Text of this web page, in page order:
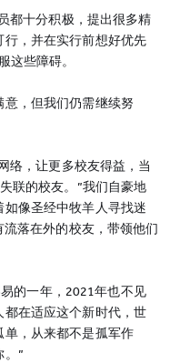
都十分积极，提出很多精
，并在实行前想好优先
这些障碍。
，但我们仍需继续努
络，让更多校友得益，当
联的校友。”我们自豪地
像圣经中牧羊人寻找迷
落在外的校友，带领他们
的一年，2021年也不见
在适应这个新时代，世
，从来都不是孤军作
。”